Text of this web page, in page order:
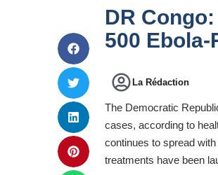
DR
500
La Rédaction
The Democratic
cases, according to
continues to spread
treatments have been